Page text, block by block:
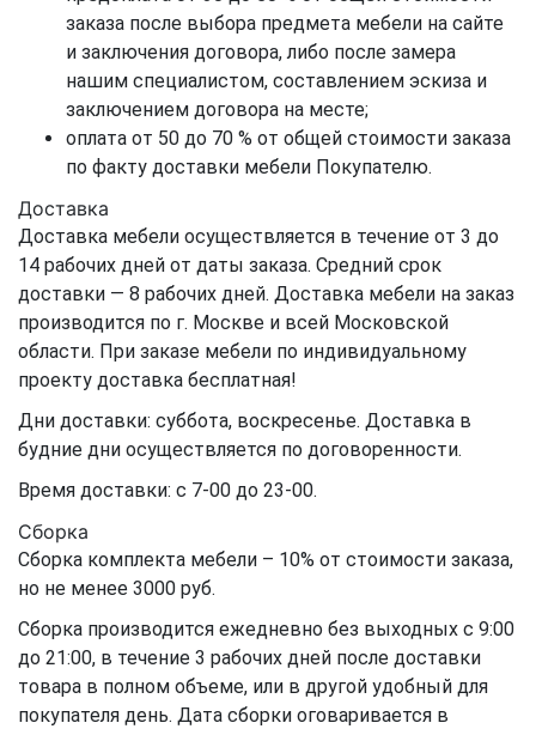
заказа после выбора предмета мебели на сайте
и заключения договора, либо после замера
нашим специалистом, составлением эскиза и
заключением договора на месте;
оплата от 50 до 70 % от общей стоимости заказа
по факту доставки мебели Покупателю.
Доставка
Доставка мебели осуществляется в течение от 3 до
14 рабочих дней от даты заказа. Средний срок
доставки — 8 рабочих дней. Доставка мебели на заказ
производится по г. Москве и всей Московской
области. При заказе мебели по индивидуальному
проекту доставка бесплатная!
Дни доставки: суббота, воскресенье. Доставка в
будние дни осуществляется по договоренности.
Время доставки: с 7-00 до 23-00.
Сборка
Сборка комплекта мебели – 10% от стоимости заказа,
но не менее 3000 руб.
Сборка производится ежедневно без выходных с 9:00
до 21:00, в течение 3 рабочих дней после доставки
товара в полном объеме, или в другой удобный для
покупателя день. Дата сборки оговаривается в